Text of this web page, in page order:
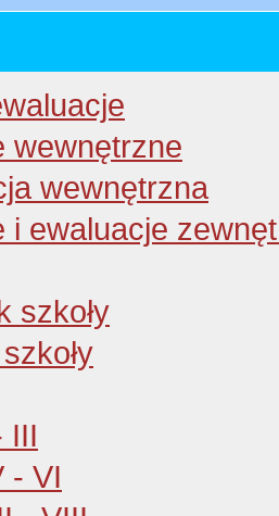
wewnętrzne
wewnętrzna
i ewaluacje
szkoły
III
- VI